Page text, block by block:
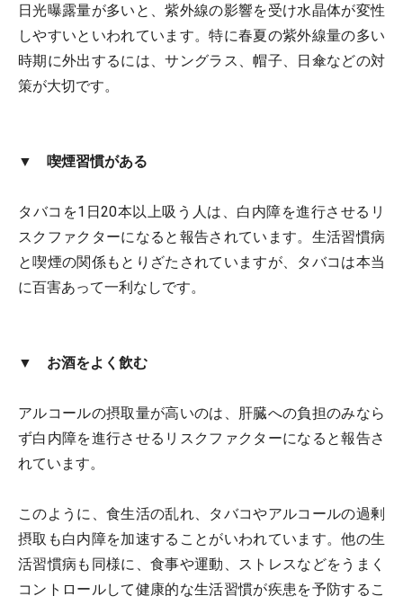
日光曝露量が多いと、紫外線の影響を受け水晶体が変性
しやすいといわれています。特に春夏の紫外線量の多い
時期に外出するには、サングラス、帽子、日傘などの対
策が大切です。
▼ 喫煙習慣がある
タバコを1日20本以上吸う人は、白内障を進行させるリ
スクファクターになると報告されています。生活習慣病
と喫煙の関係もとりざたされていますが、タバコは本当
に百害あって一利なしです。
▼ お酒をよく飲む
アルコールの摂取量が高いのは、肝臓への負担のみなら
ず白内障を進行させるリスクファクターになると報告さ
れています。
このように、食生活の乱れ、タバコやアルコールの過剰
摂取も白内障を加速することがいわれています。他の生
活習慣病も同様に、食事や運動、ストレスなどをうまく
コントロールして健康的な生活習慣が疾患を予防するこ